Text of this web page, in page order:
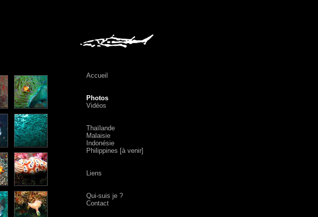
Accueil
Photos
Vidéos
Thaïlande
Malaisie
Indonésie
Philippines [à venir]
Liens
Qui-suis je ?
Contact